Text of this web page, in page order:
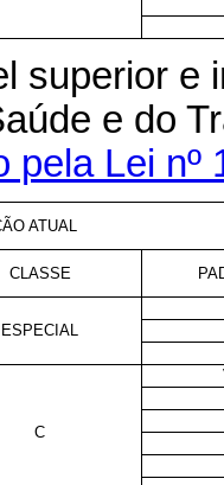
superior e
e do
pela Lei nº
ATUAL
CLASSE
ESPECIAL
C